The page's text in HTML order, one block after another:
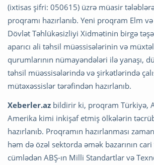
(ixtisas şifri: 050615) üzrə müasir
proqramı hazırlanıb. Yeni proqram Elm
Dövlət Təhlükəsizliyi Xidmətinin birgə
aparıcı ali təhsil müəssisələrinin və
qurumlarının nümayəndələri ilə yanaşı,
təhsil müəssisələrində və şirkətlərində
mütəxəssislər tərəfindən hazırlanıb.
Xeberler.az bildirir ki, proqram Türkiyə,
Amerika kimi inkişaf etmiş ölkələrin
hazırlanıb. Proqramın hazırlanması
həm də özəl sektorda əmək bazarının
cümlədən ABŞ-ın Milli Standartlar və